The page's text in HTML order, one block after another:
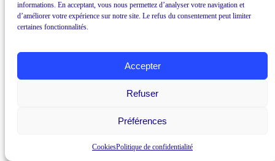
informations. En acceptant, vous nous permettez d’analyser votre navigation et
d’améliorer votre expérience sur notre site. Le refus du consentement peut limiter
certaines fonctionnalités.
Accepter
Refuser
Préférences
CookiesPolitique de confidentialité